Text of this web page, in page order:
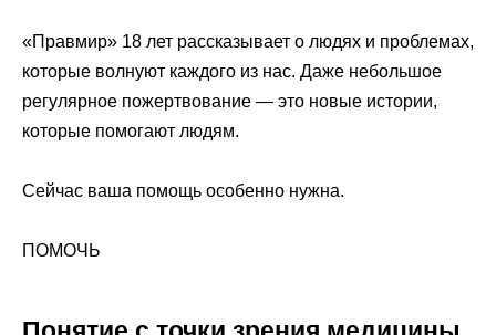
«Правмир» 18 лет рассказывает о людях и проблемах,
которые волнуют каждого из нас. Даже небольшое
регулярное пожертвование — это новые истории,
которые помогают людям.
Сейчас ваша помощь особенно нужна.
ПОМОЧЬ